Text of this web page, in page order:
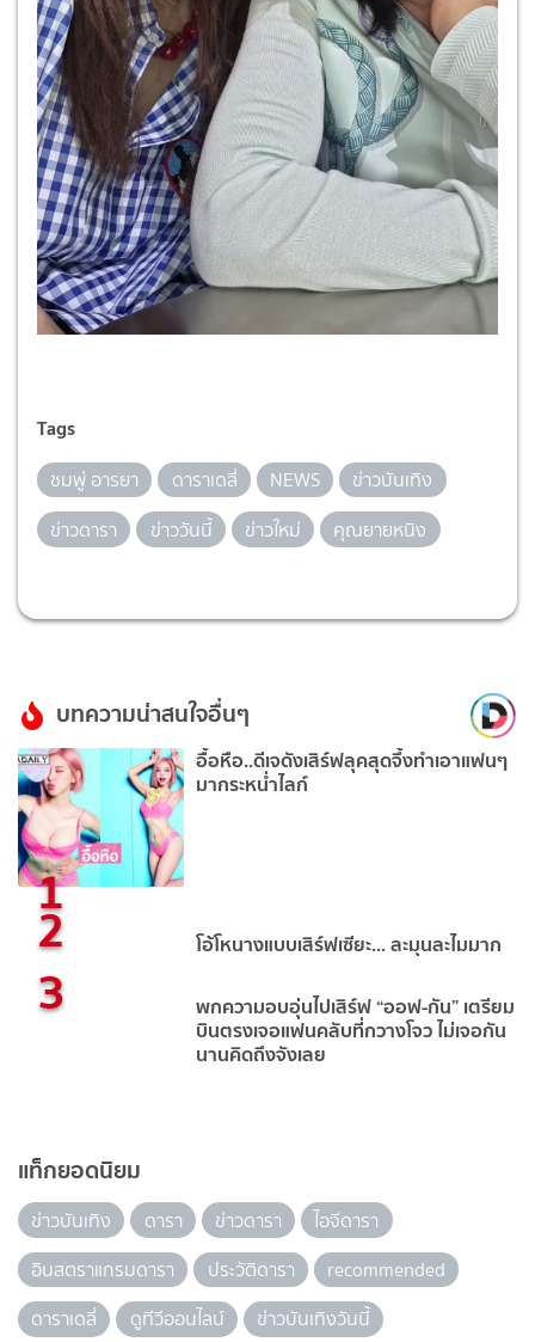
Tags
ชมพู่ อารยา ดาราเดลี่ NEWS
ข่าวบันเทิง
ข่าวดารา
ข่าววันนี้ ข่าวใหม่ คุณยายหนิง
บทความน่าสนใจอื่นๆ
1
อื้อหือ..ดีเจดังเสิร์ฟลุคสุดจึ้งทำเอาแฟนๆ
มากระหน่ำไลก์
2 โอ้โหนางแบบเสิร์ฟเซียะ... ละมุนละไมมาก
3 พกความอบอุ่นไปเสิร์ฟ “ออฟ-กัน” เตรียม
บินตรงเจอแฟนคลับที่กวางโจว ไม่เจอกัน
นานคิดถึงจังเลย
แท็กยอดนิยม
ข่าวบันเทิง ดารา ข่าวดารา
ไอจีดารา
อินสตราแกรมดารา
ประวัติดารา
recommended
ดาราเดลี่
ดูทีวีออนไลน์ ข่าวบันเทิงวันนี้